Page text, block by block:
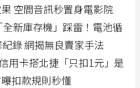
空間音訊秒置身電影院
新庫存機」踩雷！電池循
錄 網揭無良賣家手法
用卡搭北捷「只扣1元」是
扣款規則秒懂